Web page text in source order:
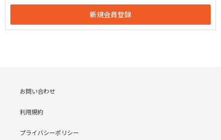
お問い合わせ
利用規約
プライバシーポリシー